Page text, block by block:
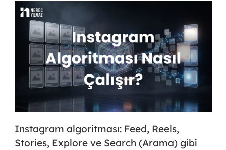
Instagram algoritması: Feed, Reels,
Stories, Explore ve Search (Arama) gibi